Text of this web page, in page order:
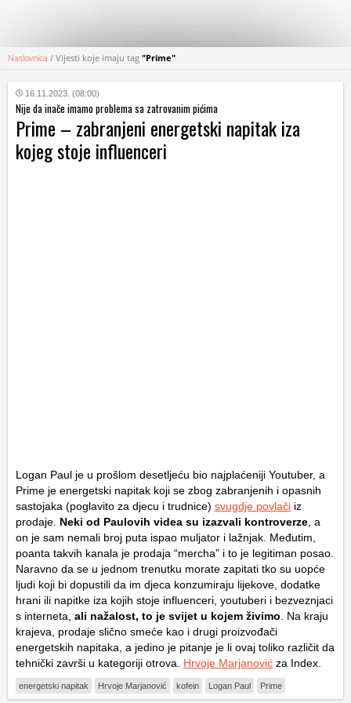
KATEGORIJE
HRVATSKI
WEB
Naslovnica / Vijesti koje imaju tag "Prime"
16.11.2023. (08:00)
Nije da inače imamo problema sa zatrovanim pićima
Prime – zabranjeni energetski napitak iza
kojeg stoje influenceri
Logan Paul je u prošlom desetljeću bio najplaćeniji Youtuber, a
Prime je energetski napitak koji se zbog zabranjenih i opasnih
sastojaka (poglavito za djecu i trudnice) svugdje povlači iz
prodaje. Neki od Paulovih videa su izazvali kontroverze , a
on je sam nemali broj puta ispao muljator i lažnjak. Međutim,
poanta takvih kanala je prodaja “mercha” i to je legitiman posao.
Naravno da se u jednom trenutku morate zapitati tko su uopće
ljudi koji bi dopustili da im djeca konzumiraju lijekove, dodatke
hrani ili napitke iza kojih stoje influenceri, youtuberi i bezveznjaci
s interneta, ali nažalost, to je svijet u kojem živimo . Na kraju
krajeva, prodaje slično smeće kao i drugi proizvođači
energetskih napitaka, a jedino je pitanje je li ovaj toliko različit da
tehnički završi u kategoriji otrova. Hrvoje Marjanović za Index.
energetski napitak Hrvoje Marjanović kofein Logan Paul Prime